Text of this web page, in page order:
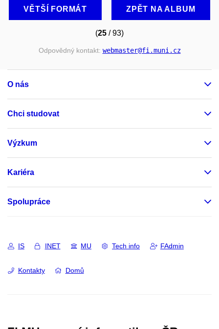
VĚTŠÍ FORMÁT ZPĚT NA ALBUM
(25 / 93)
Odpovědný kontakt: webmaster@fi .muni .cz
O nás
Chci studovat
Výzkum
Kariéra
Spolupráce
IS INET MU Tech info FAdmin
Kontakty Domů